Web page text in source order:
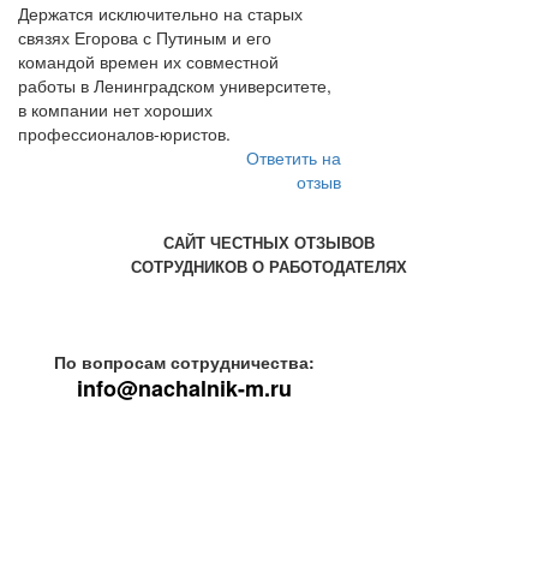
Держатся исключительно на старых
связях Егорова с Путиным и его
командой времен их совместной
работы в Ленинградском университете,
в компании нет хороших
профессионалов-юристов.
Ответить на
отзыв
САЙТ ЧЕСТНЫХ ОТЗЫВОВ
СОТРУДНИКОВ О РАБОТОДАТЕЛЯХ
По вопросам сотрудничества:
info@nachalnik-m.ru